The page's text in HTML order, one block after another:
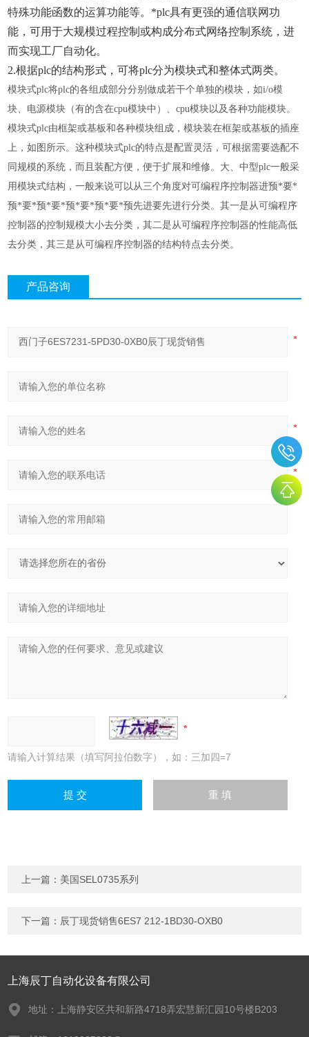
特殊功能函数的运算功能等。*plc具有更强的通信联网功
能，可用于大规模过程控制或构成分布式网络控制系统，进
而实现工厂自动化。
2.根据plc的结构形式，可将plc分为模块式和整体式两类。
模块式plc将plc的各组成部分分别做成若干个单独的模块，如i/o模
块、电源模块（有的含在cpu模块中）、cpu模块以及各种功能模块。
模块式plc由框架或基板和各种模块组成，模块装在框架或基板的插座
上，如图所示。这种模块式plc的特点是配置灵活，可根据需要选配不
同规模的系统，而且装配方便，便于扩展和维修。大、中型plc一般采
用模块式结构，一般来说可以从三个角度对可编程序控制器进预*要*
预*要*预*要*预*要*预*要*预先进要先进行分类。其一是从可编程序
控制器的控制规模大小去分类，其二是从可编程序控制器的性能高低
去分类，其三是从可编程序控制器的结构特点去分类。
产品咨询
请输入计算结果（填写阿拉伯数字），如：三加四=7
上一篇： 美国SEL0735系列
下一篇： 辰丁现货销售6ES7 212-1BD30-OXB0
上海辰丁自动化设备有限公司
地址：上海静安区共和新路4718弄宏慧新汇园10号楼B203